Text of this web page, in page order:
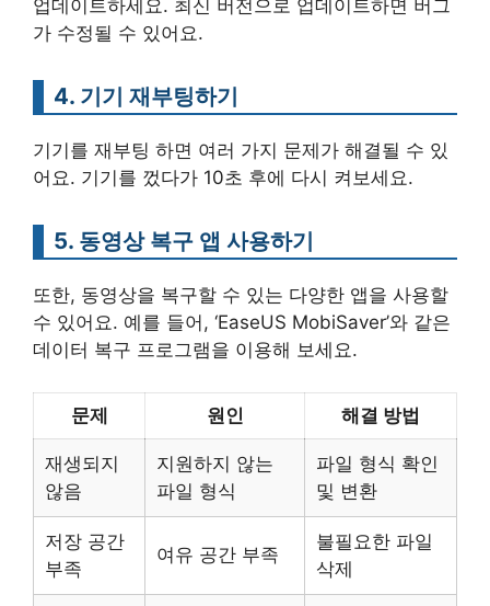
업데이트하세요. 최신 버전으로 업데이트하면 버그
가 수정될 수 있어요.
4. 기기 재부팅하기
기기를 재부팅 하면 여러 가지 문제가 해결될 수 있
어요. 기기를 껐다가 10초 후에 다시 켜보세요.
5. 동영상 복구 앱 사용하기
또한, 동영상을 복구할 수 있는 다양한 앱을 사용할
수 있어요. 예를 들어, ‘EaseUS MobiSaver’와 같은
데이터 복구 프로그램을 이용해 보세요.
문제 원인 해결 방법
재생되지
않음
지원하지 않는
파일 형식
파일 형식 확인
및 변환
저장 공간
부족
여유 공간 부족
불필요한 파일
삭제